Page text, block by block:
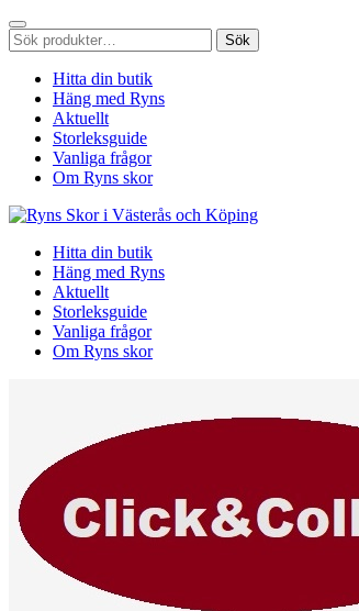
Sök
efter:
Sök
Hitta din butik
Häng med Ryns
Aktuellt
Storleksguide
Vanliga frågor
Om Ryns skor
Hitta din butik
Häng med Ryns
Aktuellt
Storleksguide
Vanliga frågor
Om Ryns skor